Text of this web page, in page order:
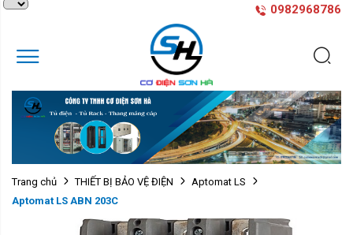
0982968786
Trang chủ THIẾT BỊ BẢO VỆ ĐIỆN
Aptomat LS
Aptomat LS ABN 203C